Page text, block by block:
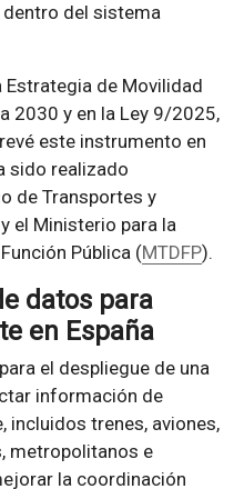
del sistema
Estrategia de Movilidad
2030 y en la Ley 9/2025,
este instrumento en
sido realizado
de Transportes y
el Ministerio para la
Pública (MTDFP).
datos para
en España
el despliegue de una
información de
trenes, aviones,
metropolitanos e
la coordinación